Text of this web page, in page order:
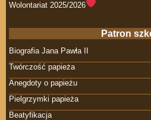
Wolontariat 2025/2026
Patron
Biografia Jana Pawła II
Twórczość papieża
Anegdoty o papieżu
Pielgrzymki papieża
Beatyfikacja